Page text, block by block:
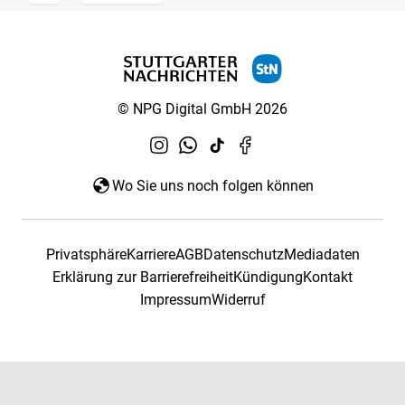
© NPG Digital GmbH 2026
Wo Sie uns noch folgen können
PrivatsphäreKarriereAGBDatenschutzMediadaten
Erklärung zur BarrierefreiheitKündigungKontakt
ImpressumWiderruf